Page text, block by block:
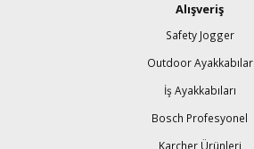
Alışveriş
Safety Jogger
Outdoor Ayakkabılar
İş Ayakkabıları
Bosch Profesyonel
Karcher Ürünleri